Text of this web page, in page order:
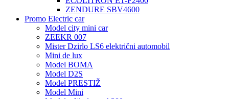
ZENDURE SBV4600
Promo Electric car
Model city mini car
ZEEKR 007
Mister Dzirlo LS6 električni automobil
Mini de lux
Model BOMA
Model D2S
Model PRESTIŽ
Model Mini